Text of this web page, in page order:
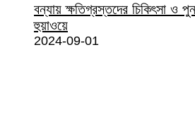
বন্যায় ক্ষতিগ্রস্তদের চিকিৎসা ও
হুয়াওয়ে
2024-09-01